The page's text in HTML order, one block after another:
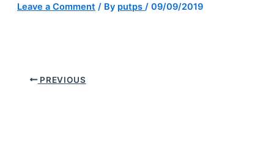
Leave a Comment / By putps / 09/09/2019
PREVIOUS